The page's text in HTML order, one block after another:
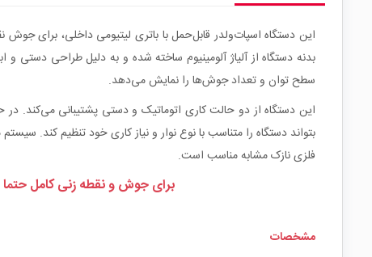
این دستگاه اسپات‌ولدر قابل‌حمل با باتری لیتیومی داخلی، برای
سطح توان و تعداد جوش‌ها را نمایش می‌دهد.
این دستگاه از دو حالت کاری اتوماتیک و دستی پشتیبانی می‌کند. در
بتواند دستگاه را متناسب با نوع نوار و نیاز کاری خود تنظیم کند.
فلزی نازک مشابه مناسب است.
برای جوش و نقطه زنی کامل حتما باید دستگاه به صورت مایل 45 درجه
مشخصات